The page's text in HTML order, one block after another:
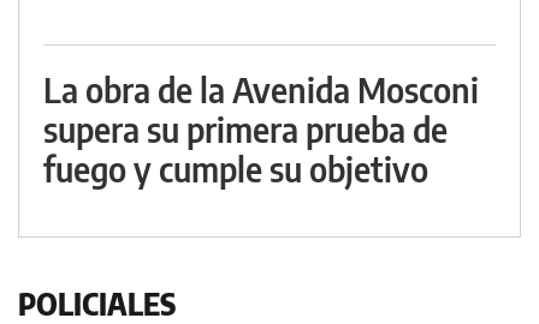
La obra de la Avenida Mosconi
supera su primera prueba de
fuego y cumple su objetivo
POLICIALES